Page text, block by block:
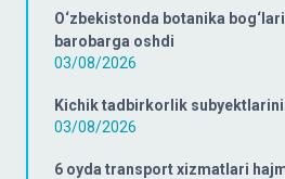
O‘zbekistonda botanika
barobarga oshdi
03/08/2026
Kichik tadbirkorlik
03/08/2026
6 oyda transport xizmatlari